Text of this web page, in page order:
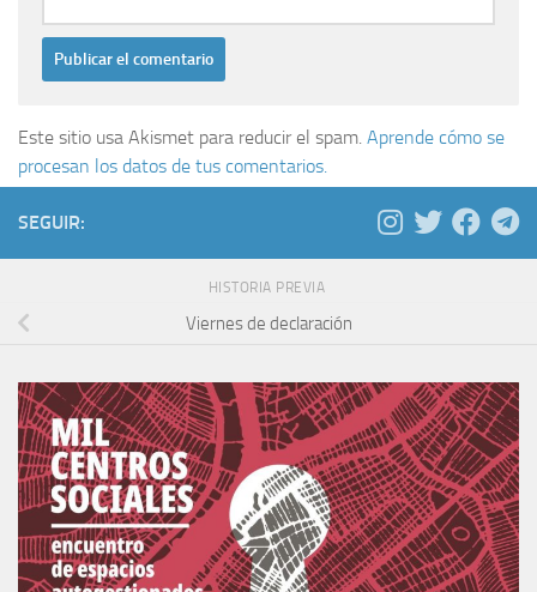
Este sitio usa Akismet para reducir el spam. Aprende cómo se
procesan los datos de tus comentarios.
SEGUIR:
HISTORIA PREVIA
Viernes de declaración